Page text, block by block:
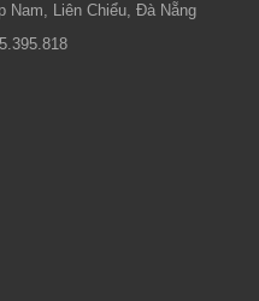
Nam, Liên Chiểu, Đà Nẵng